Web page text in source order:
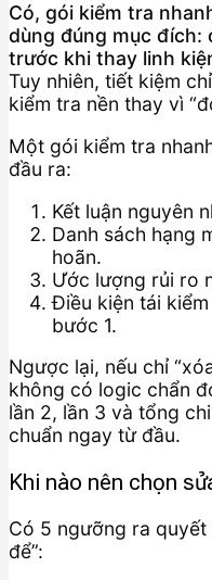
Có, gói kiểm tra
dùng đúng mục đích:
trước khi thay linh
Tuy nhiên, tiết kiệm
kiểm tra nền thay vì
Một gói kiểm tra
đầu ra:
Kết luận nguyên
Danh sách hạng
hoãn.
Ước lượng rủi ro
Điều kiện tái
bước 1.
Ngược lại, nếu chỉ
không có logic chẩn
lần 2, lần 3 và tổng
chuẩn ngay từ đầu.
Khi nào nên chọn
Có 5 ngưỡng ra quyết
để”: